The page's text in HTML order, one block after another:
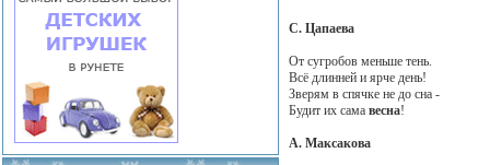
С. Цапаева
От сугробов меньше тень.
Всё длинней и ярче день!
Зверям в спячке не до сна -
Будит их сама весна!
А. Максакова